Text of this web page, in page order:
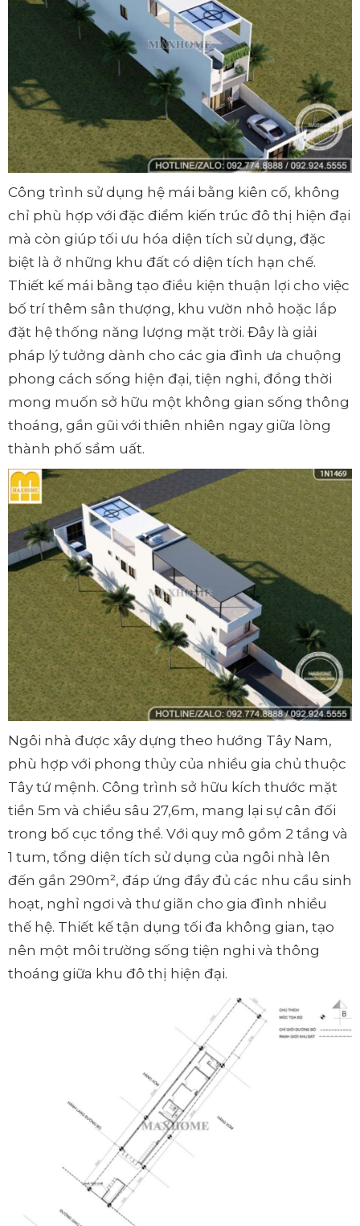
Công trình sử dụng hệ mái bằng kiên cố, không
chỉ phù hợp với đặc điểm kiến trúc đô thị hiện đại
mà còn giúp tối ưu hóa diện tích sử dụng, đặc
biệt là ở những khu đất có diện tích hạn chế.
Thiết kế mái bằng tạo điều kiện thuận lợi cho việc
bố trí thêm sân thượng, khu vườn nhỏ hoặc lắp
đặt hệ thống năng lượng mặt trời. Đây là giải
pháp lý tưởng dành cho các gia đình ưa chuộng
phong cách sống hiện đại, tiện nghi, đồng thời
mong muốn sở hữu một không gian sống thông
thoáng, gần gũi với thiên nhiên ngay giữa lòng
thành phố sầm uất.
Ngôi nhà được xây dựng theo hướng Tây Nam,
phù hợp với phong thủy của nhiều gia chủ thuộc
Tây tứ mệnh. Công trình sở hữu kích thước mặt
tiền 5m và chiều sâu 27,6m, mang lại sự cân đối
trong bố cục tổng thể. Với quy mô gồm 2 tầng và
1 tum, tổng diện tích sử dụng của ngôi nhà lên
đến gần 290m², đáp ứng đầy đủ các nhu cầu sinh
hoạt, nghỉ ngơi và thư giãn cho gia đình nhiều
thế hệ. Thiết kế tận dụng tối đa không gian, tạo
nên một môi trường sống tiện nghi và thông
thoáng giữa khu đô thị hiện đại.